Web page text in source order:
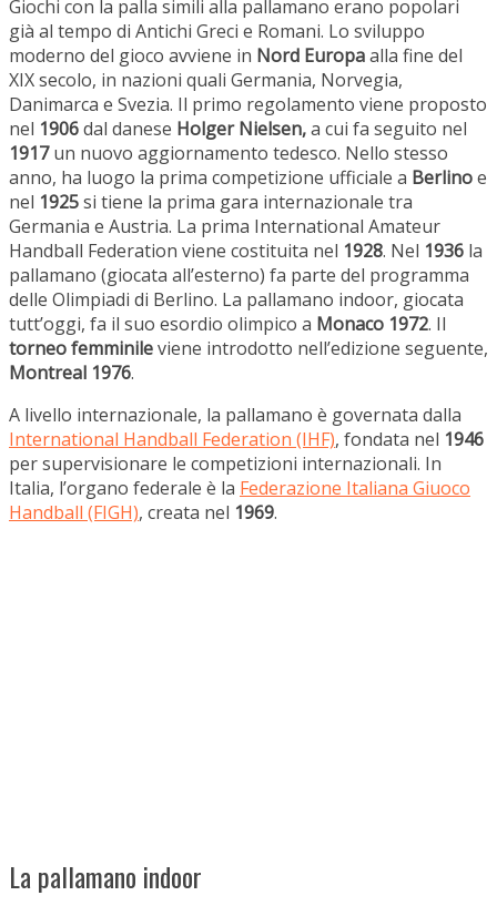
Giochi con la palla simili alla pallamano erano popolari
già al tempo di Antichi Greci e Romani. Lo sviluppo
moderno del gioco avviene in Nord Europaalla fine del
XIX secolo, in nazioni quali Germania, Norvegia,
Danimarca e Svezia. Il primo regolamento viene proposto
nel 1906dal danese Holger Nielsen,a cui fa seguito nel
1917un nuovo aggiornamento tedesco. Nello stesso
anno, ha luogo la prima competizione ufficiale a Berlinoe
nel 1925si tiene la prima gara internazionale tra
Germania e Austria. La prima International Amateur
Handball Federation viene costituita nel 1928. Nel 1936 la
pallamano (giocata all’esterno) fa parte del programma
delle Olimpiadi di Berlino. La pallamano indoor, giocata
tutt’oggi, fa il suo esordio olimpico a Monaco 1972. Il
torneo femminileviene introdotto nell’edizione seguente,
Montreal 1976.
A livello internazionale, la pallamano è governata dalla
International Handball Federation (IHF), fondata nel 1946
per supervisionare le competizioni internazionali. In
Italia, l’organo federale è la Federazione Italiana Giuoco
Handball (FIGH), creata nel 1969.
La pallamano indoor